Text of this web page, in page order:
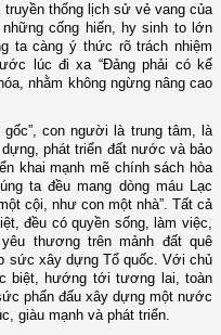
thống lịch sử vẻ vang của
cống hiến, hy sinh to lớn
ta càng ý thức rõ trách nhiệm
lúc đi xa “Đảng phải có kế
nhằm không ngừng nâng cao
gốc”, con người là trung tâm, là
phát triển đất nước và bảo
khai mạnh mẽ chính sách hòa
ta đều mang dòng máu Lạc
cội, như con một nhà”. Tất cả
đều có quyền sống, làm việc,
thương trên mảnh đất quê
sức xây dựng Tổ quốc. Với chủ
biệt, hướng tới tương lai, toàn
phấn đấu xây dựng một nước
giàu mạnh và phát triển.